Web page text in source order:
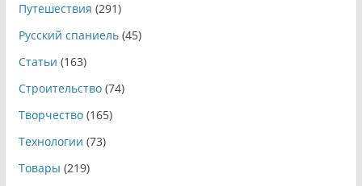
Путешествия (291)
Русский спаниель(45)
Статьи (163)
Строительство(74)
Творчество(165)
Технологии (73)
Товары (219)